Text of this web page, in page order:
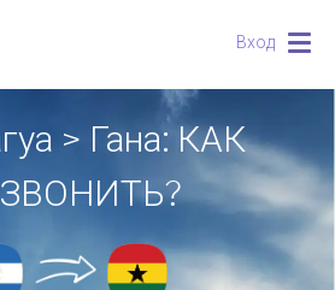
Вход
> Гана: КАК